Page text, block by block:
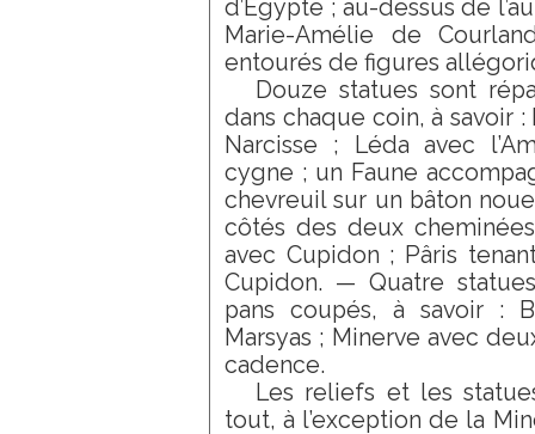
d’Egypte ; au-dessus de
Marie-Amélie de
entourés de figures
Douze statues sont
dans chaque coin, à savoir
Narcisse ; Léda avec
cygne ; un Faune
chevreuil sur un bâton
côtés des deux
avec Cupidon ; Pâris
Cupidon. — Quatre
pans coupés, à savoir :
Marsyas ; Minerve avec
cadence.
Les reliefs et les
tout, à l’exception de la